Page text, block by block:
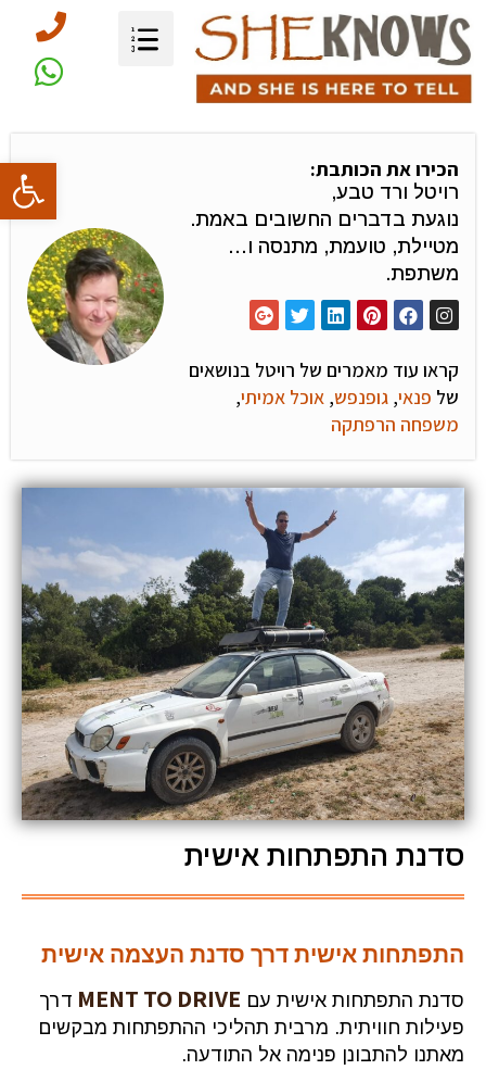
פתח הכירו את הכותבת:
רויטל ורד טבע,
נוגעת בדברים החשובים באמת.
מטיילת, טועמת, מתנסה ו…
משתפת.
קראו עוד מאמרים של רויטל בנושאים
של פנאי, גופנפש, אוכל אמיתי,
משפחה הרפתקה
סדנת התפתחות אישית
התפתחות אישית דרך סדנת העצמה אישית
סדנת התפתחות אישית עם MENT TO DRIVE דרך
פעילות חוויתית. מרבית תהליכי ההתפתחות מבקשים
מאתנו להתבונן פנימה אל התודעה.